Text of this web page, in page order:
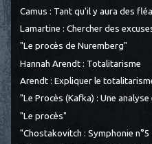
Camus : Tant qu'il y aura des
Lamartine : Chercher des
"Le procès de Nuremberg"
Hannah Arendt : Totalitarisme
Arendt : Expliquer le
"Le Procès (Kafka) : Une
"Le procès"
"Chostakovitch : Symphonie